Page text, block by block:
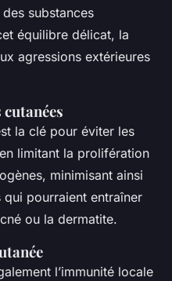
substances
équilibre délicat, la
agressions extérieures
la clé pour éviter les
limitant la prolifération
minimisant ainsi
pourraient entraîner
ou la dermatite.
l’immunité locale